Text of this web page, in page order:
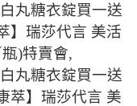
丸糖衣錠買一送
】瑞莎代言 美活
)特賣會,
丸糖衣錠買一送
萃】瑞莎代言 美